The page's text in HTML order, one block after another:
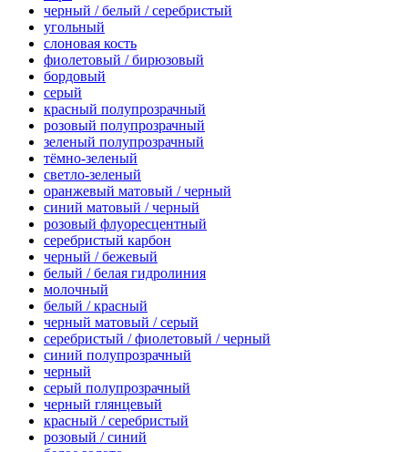
черный / белый / серебристый
угольный
слоновая кость
фиолетовый / бирюзовый
бордовый
серый
красный полупрозрачный
розовый полупрозрачный
зеленый полупрозрачный
тёмно-зеленый
светло-зеленый
оранжевый матовый / черный
синий матовый / черный
розовый флуоресцентный
серебристый карбон
черный / бежевый
белый / белая гидролиния
молочный
белый / красный
черный матовый / серый
серебристый / фиолетовый / черный
синий полупрозрачный
черный
серый полупрозрачный
черный глянцевый
красный / серебристый
розовый / синий